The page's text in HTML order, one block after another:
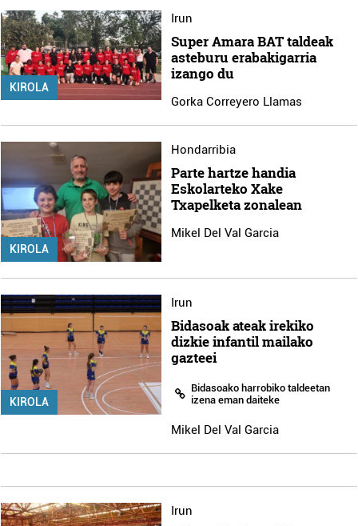
KIROLA
Irun
Super Amara BAT taldeak
asteburu erabakigarria
izango du
Gorka Correyero Llamas
KIROLA
Hondarribia
Parte hartze handia
Eskolarteko Xake
Txapelketa zonalean
Mikel Del Val Garcia
KIROLA
Irun
Bidasoak ateak irekiko
dizkie infantil mailako
gazteei
Bidasoako harrobiko taldeetan
izena eman daiteke
Mikel Del Val Garcia
Irun